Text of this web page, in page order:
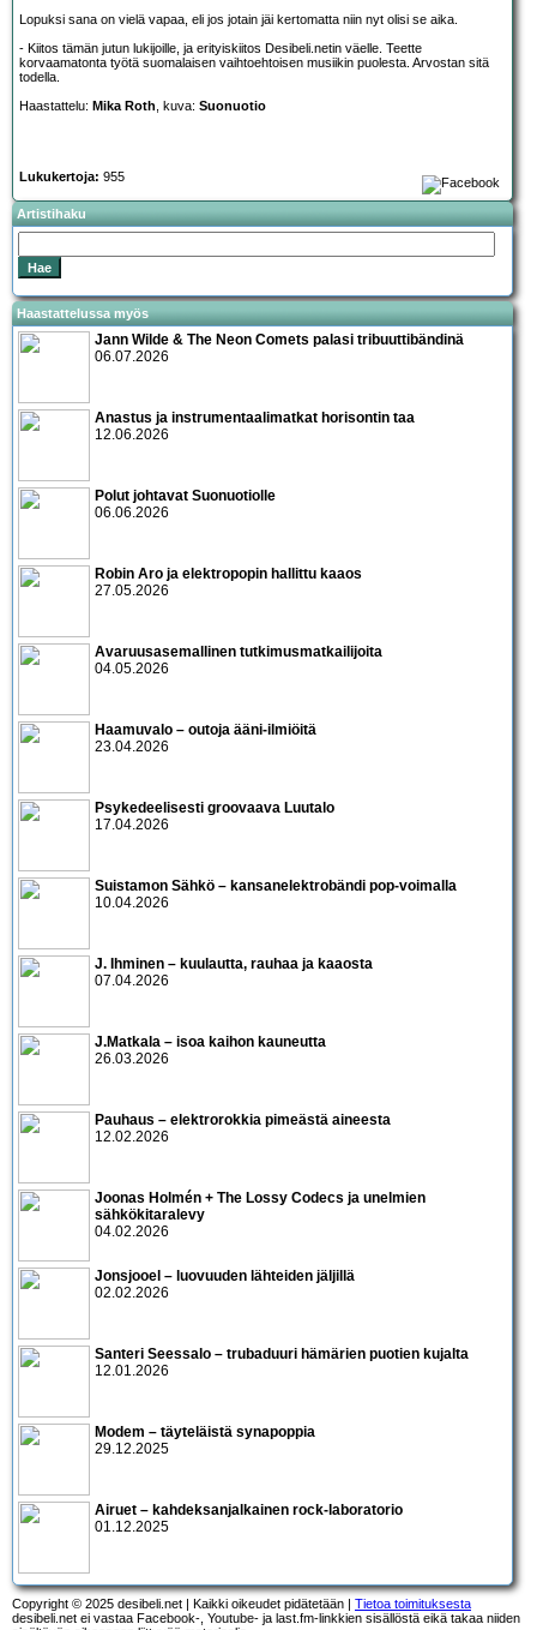
Lopuksi sana on vielä vapaa, eli jos jotain jäi kertomatta niin nyt olisi se aika.
- Kiitos tämän jutun lukijoille, ja erityiskiitos Desibeli.netin väelle. Teette
korvaamatonta työtä suomalaisen vaihtoehtoisen musiikin puolesta. Arvostan sitä
todella.
Haastattelu: Mika Roth, kuva: Suonuotio
Lukukertoja: 955
Artistihaku
Haastattelussa myös
Jann Wilde & The Neon Comets palasi tribuuttibändinä
06.07.2026
Anastus ja instrumentaalimatkat horisontin taa
12.06.2026
Polut johtavat Suonuotiolle
06.06.2026
Robin Aro ja elektropopin hallittu kaaos
27.05.2026
Avaruusasemallinen tutkimusmatkailijoita
04.05.2026
Haamuvalo – outoja ääni-ilmiöitä
23.04.2026
Psykedeelisesti groovaava Luutalo
17.04.2026
Suistamon Sähkö – kansanelektrobändi pop-voimalla
10.04.2026
J. Ihminen – kuulautta, rauhaa ja kaaosta
07.04.2026
J.Matkala – isoa kaihon kauneutta
26.03.2026
Pauhaus – elektrorokkia pimeästä aineesta
12.02.2026
Joonas Holmén + The Lossy Codecs ja unelmien
sähkökitaralevy
04.02.2026
Jonsjooel – luovuuden lähteiden jäljillä
02.02.2026
Santeri Seessalo – trubaduuri hämärien puotien kujalta
12.01.2026
Modem – täyteläistä synapoppia
29.12.2025
Airuet – kahdeksanjalkainen rock-laboratorio
01.12.2025
Copyright © 2025 desibeli.net | Kaikki oikeudet pidätetään | Tietoa toimituksesta
desibeli.net ei vastaa Facebook-, Youtube- ja last.fm-linkkien sisällöstä eikä takaa niiden